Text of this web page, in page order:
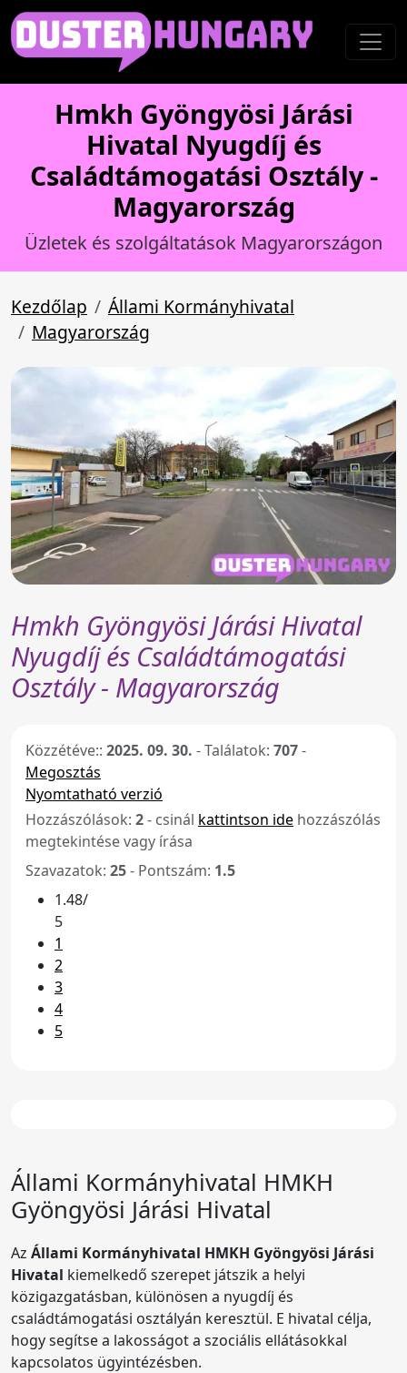
Hmkh Gyöngyösi Járási
Hivatal Nyugdíj és
Családtámogatási Osztály -
Magyarország
Üzletek és szolgáltatások Magyarországon
Kezdőlap
Állami Kormányhivatal
Magyarország
Hmkh Gyöngyösi Járási Hivatal
Nyugdíj és Családtámogatási
Osztály - Magyarország
Közzétéve:: 2025. 09. 30. -Találatok: 707-
Megosztás
Nyomtatható verzió
Hozzászólások: 2- csinál kattintson ide hozzászólás
megtekintése vagy írása
Szavazatok: 25- Pontszám: 1.5
1.48/
5
1
2
3
4
5
Állami Kormányhivatal HMKH
Gyöngyösi Járási Hivatal
Az Állami Kormányhivatal HMKH Gyöngyösi Járási
Hivatal kiemelkedő szerepet játszik a helyi
közigazgatásban, különösen a nyugdíj és
családtámogatási osztályán keresztül. E hivatal célja,
hogy segítse a lakosságot a szociális ellátásokkal
kapcsolatos ügyintézésben.